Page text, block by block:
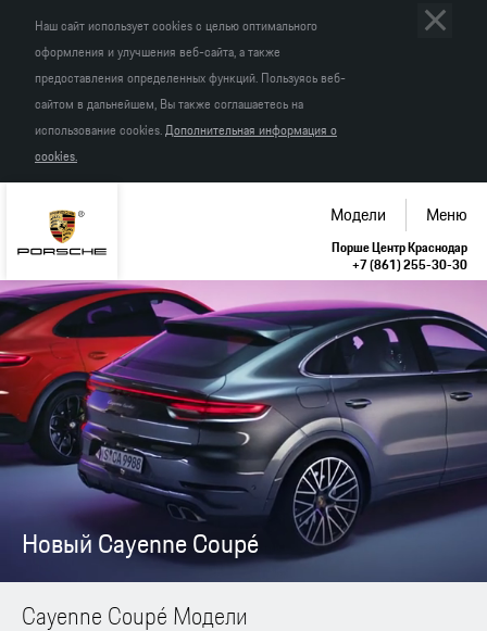
Наш сайт использует cookies с целью оптимального
оформления и улучшения веб-сайта, а также
предоставления определенных функций. Пользуясь веб-
сайтом в дальнейшем, Вы также соглашаетесь на
использование cookies.Дополнительная информация о
cookies.
Модели Меню
Порше Центр Краснодар
+7 (861) 255-30-30
Новый Cayenne Coupé
Cayenne Coupé Модели